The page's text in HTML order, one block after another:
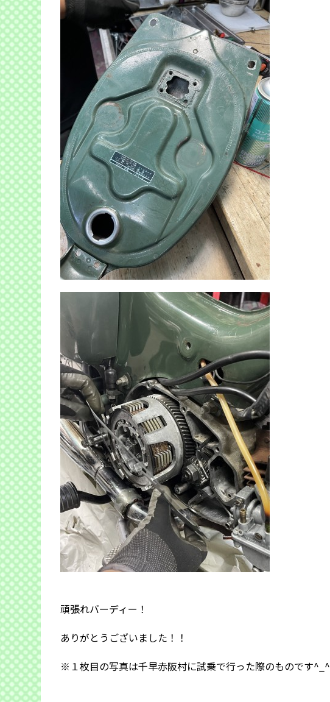
頑張れバーディー！
ありがとうございました！！
※１枚目の写真は千早赤阪村に試乗で行った際のものです^_^